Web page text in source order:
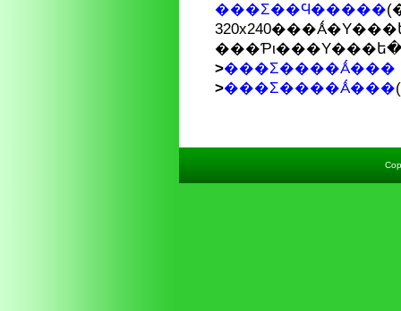
���Σ��Ϥ�����
>���Σ����Ǻ���
>���Σ����Ǻ���